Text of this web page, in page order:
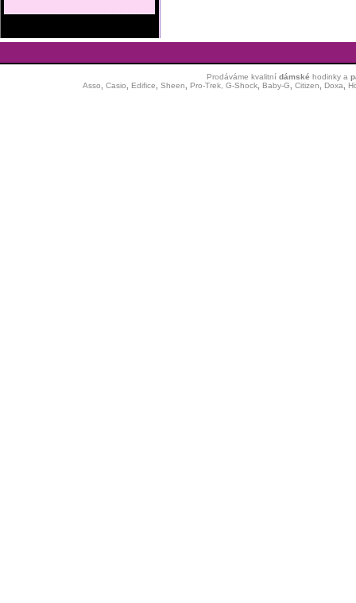
Prodáváme kvalitní dámské hodinkya
Asso
Casio Edifice Sheen Pro-Trek, G-Shock, Baby-G Citizen Doxa